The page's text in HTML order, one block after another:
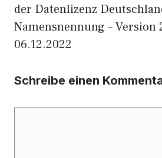
der Datenlizenz
Namensnennung – Version
06.12.2022
Schreibe einen